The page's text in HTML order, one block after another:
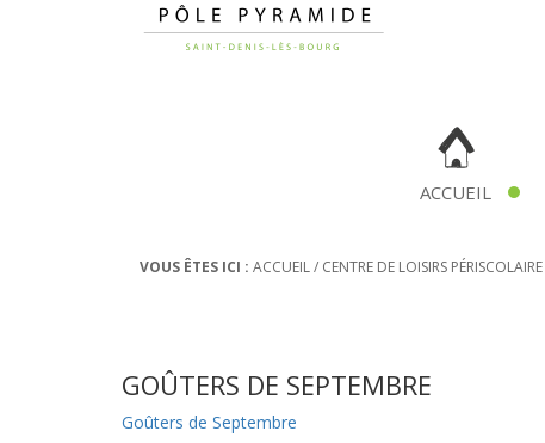
ACCUEIL
VOUS ÊTES ICI : ACCUEIL/ CENTRE DE LOISIRS PÉRISCOLAIRE
GOÛTERS DE SEPTEMBRE
Goûters de Septembre